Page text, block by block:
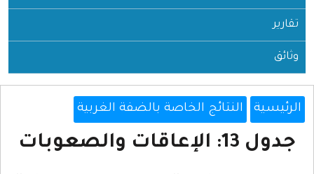
النتائج الخاصة بالضفة الغربية
جدول 13: الإعاقات والصعوبات